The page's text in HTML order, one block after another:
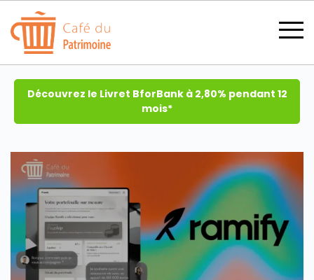
SECTIONS
CATÉGORIES
Découvrez le Livret BforBank à 2,80% pendant 12
mois*